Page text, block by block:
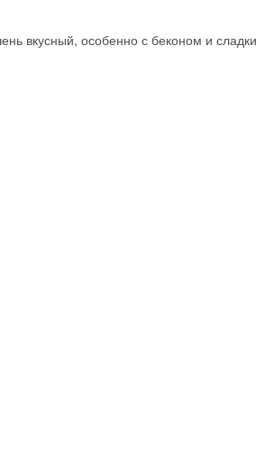
вкусный, особенно с беконом и